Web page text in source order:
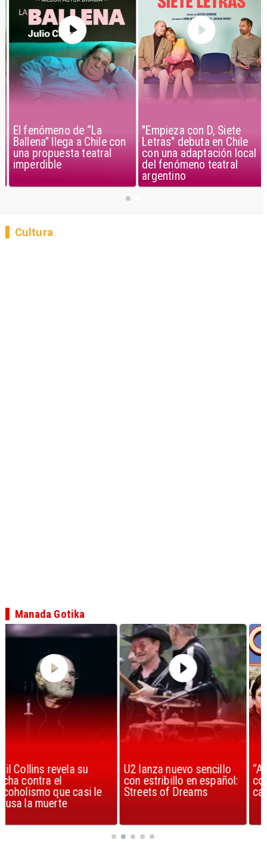
El fenómeno de “La
Ballena” llega a Chile con
una propuesta teatral
imperdible
"Empieza con D, Siete
Letras" debuta en Chile
con una adaptación local
del fenómeno teatral
argentino
Cultura
U2 lanza nuevo sencillo
con estribillo en español:
Streets of Dreams
“Africa” de Toto es
considerada la mejor
canción, según la ciencia
Manada Gotika